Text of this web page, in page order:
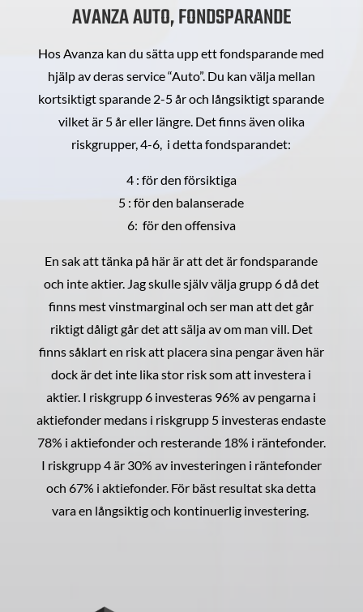
AVANZA AUTO, FONDSPARANDE
Hos Avanza kan du sätta upp ett fondsparande med
hjälp av deras service “Auto”. Du kan välja mellan
kortsiktigt sparande 2-5 år och långsiktigt sparande
vilket är 5 år eller längre. Det finns även olika
riskgrupper, 4-6, i detta fondsparandet:
4 : för den försiktiga
5 : för den balanserade
6: för den offensiva
En sak att tänka på här är att det är fondsparande
och inte aktier. Jag skulle själv välja grupp 6 då det
finns mest vinstmarginal och ser man att det går
riktigt dåligt går det att sälja av om man vill. Det
finns såklart en risk att placera sina pengar även här
dock är det inte lika stor risk som att investera i
aktier. I riskgrupp 6 investeras 96% av pengarna i
aktiefonder medans i riskgrupp 5 investeras endaste
78% i aktiefonder och resterande 18% i räntefonder.
I riskgrupp 4 är 30% av investeringen i räntefonder
och 67% i aktiefonder. För bäst resultat ska detta
vara en långsiktig och kontinuerlig investering.